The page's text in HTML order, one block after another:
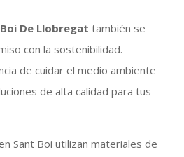
De Llobregattambién se
con la sostenibilidad.
de cuidar el medio ambiente
de alta calidad para tus
Sant Boi utilizan materiales de